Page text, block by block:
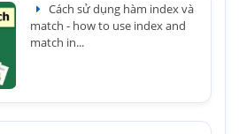
Cách sử dụng hàm index và
match - how to use index and
match in...